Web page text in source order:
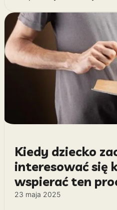
Kiedy dziecko
interesować się
wspierać ten
23 maja 2025